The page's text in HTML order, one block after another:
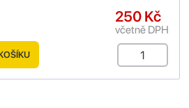
250 Kč
včetně DPH